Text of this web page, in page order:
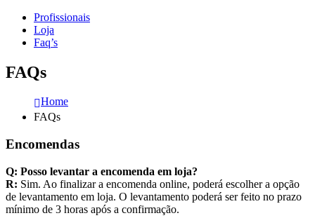
Profissionais
Loja
Faq’s
FAQs
Home
FAQs
Encomendas
Q: Posso levantar a encomenda em loja?
R: Sim. Ao finalizar a encomenda online, poderá escolher a opção
de levantamento em loja. O levantamento poderá ser feito no prazo
mínimo de 3 horas após a confirmação.